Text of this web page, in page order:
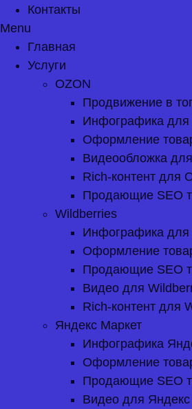
Контакты
Menu
Главная
Услуги
OZON
Продвижение в
Инфографика для
Оформление
Видеообложка
Rich-контент для
Продающие SEO
Wildberries
Инфографика для
Оформление
Продающие SEO
Видео для
Rich-контент для
Яндекс Маркет
Инфографика
Оформление
Продающие SEO
Видео для Яндекс